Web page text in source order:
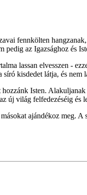
fennkölten
pedig az Igazsághoz és
lassan elvesszen -
kisdedet látja, és nem
Isten.
új világ felfedezéséig
ajándékoz meg.